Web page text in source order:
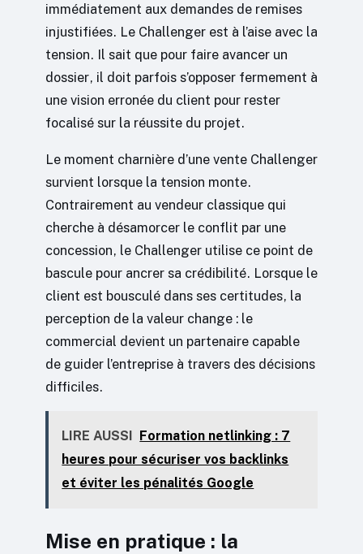
immédiatement aux demandes de remises
injustifiées. Le Challenger est à l’aise avec la
tension. Il sait que pour faire avancer un
dossier, il doit parfois s’opposer fermement à
une vision erronée du client pour rester
focalisé sur la réussite du projet.
Le moment charnière d’une vente Challenger
survient lorsque la tension monte.
Contrairement au vendeur classique qui
cherche à désamorcer le conflit par une
concession, le Challenger utilise ce point de
bascule pour ancrer sa crédibilité. Lorsque le
client est bousculé dans ses certitudes, la
perception de la valeur change : le
commercial devient un partenaire capable
de guider l’entreprise à travers des décisions
difficiles.
LIRE AUSSI
Formation netlinking : 7
heures pour sécuriser vos backlinks
et éviter les pénalités Google
Mise en pratique : la